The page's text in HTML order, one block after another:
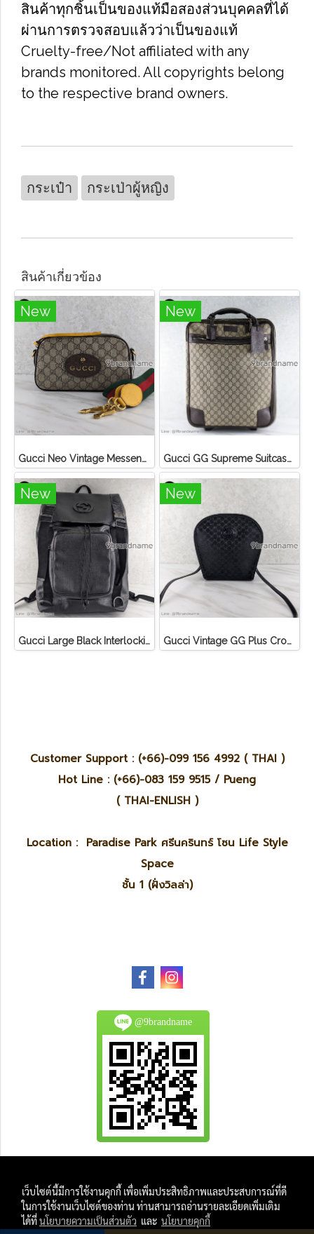
สินค้าทุกชิ้นเป็นของแท้มือสองส่วนบุคคลที่ได้
ผ่านการตรวจสอบแล้วว่าเป็นของแท้
Cruelty-free/Not affiliated with any
brands monitored. All copyrights belong
to the respective brand owners.
กระเป๋า กระเป่าผู้หญิง
สินค้าเกี่ยวข้อง
New
Gucci Neo Vintage Messenger Bag Canvas
New
Gucci GG Supreme Suitcase Travel Bag Beige Canvas
New
Gucci Large Black Interlocking Backpack Canvas
New
Gucci Vintage GG Plus Crossbody Bag
Customer Support : (+66)-099 156 4992 ( THAI )
Hot Line : (+66)-083 159 9515 / Pueng
( THAI-ENLISH )
Location : Paradise Park ศรีนครินทร์ โซน Life Style
Space
ชั้น 1 (ฝั่งวิลล่า)
@9brandname
And
All Photo in this website were taken by
เว็บไซต์นี้มีการใช้งานคุกกี้ เพื่อเพิ่มประสิทธิภาพและประสบการณ์ที่ดี
ในการใช้งานเว็บไซต์ของท่าน ท่านสามารถอ่านรายละเอียดเพิ่มเติม
ได้ที่นโยบายความเป็นส่วนตัว และ นโยบายคุกกี้